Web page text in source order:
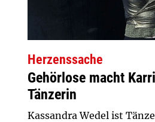
Herzenssache
Gehörlose macht
Tänzerin
Kassandra Wedel ist